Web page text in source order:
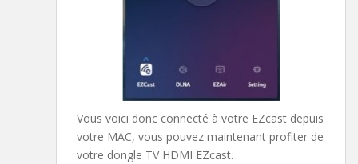
Vous voici donc connecté à votre EZcast depuis
votre MAC, vous pouvez maintenant profiter de
votre dongle TV HDMI EZcast.